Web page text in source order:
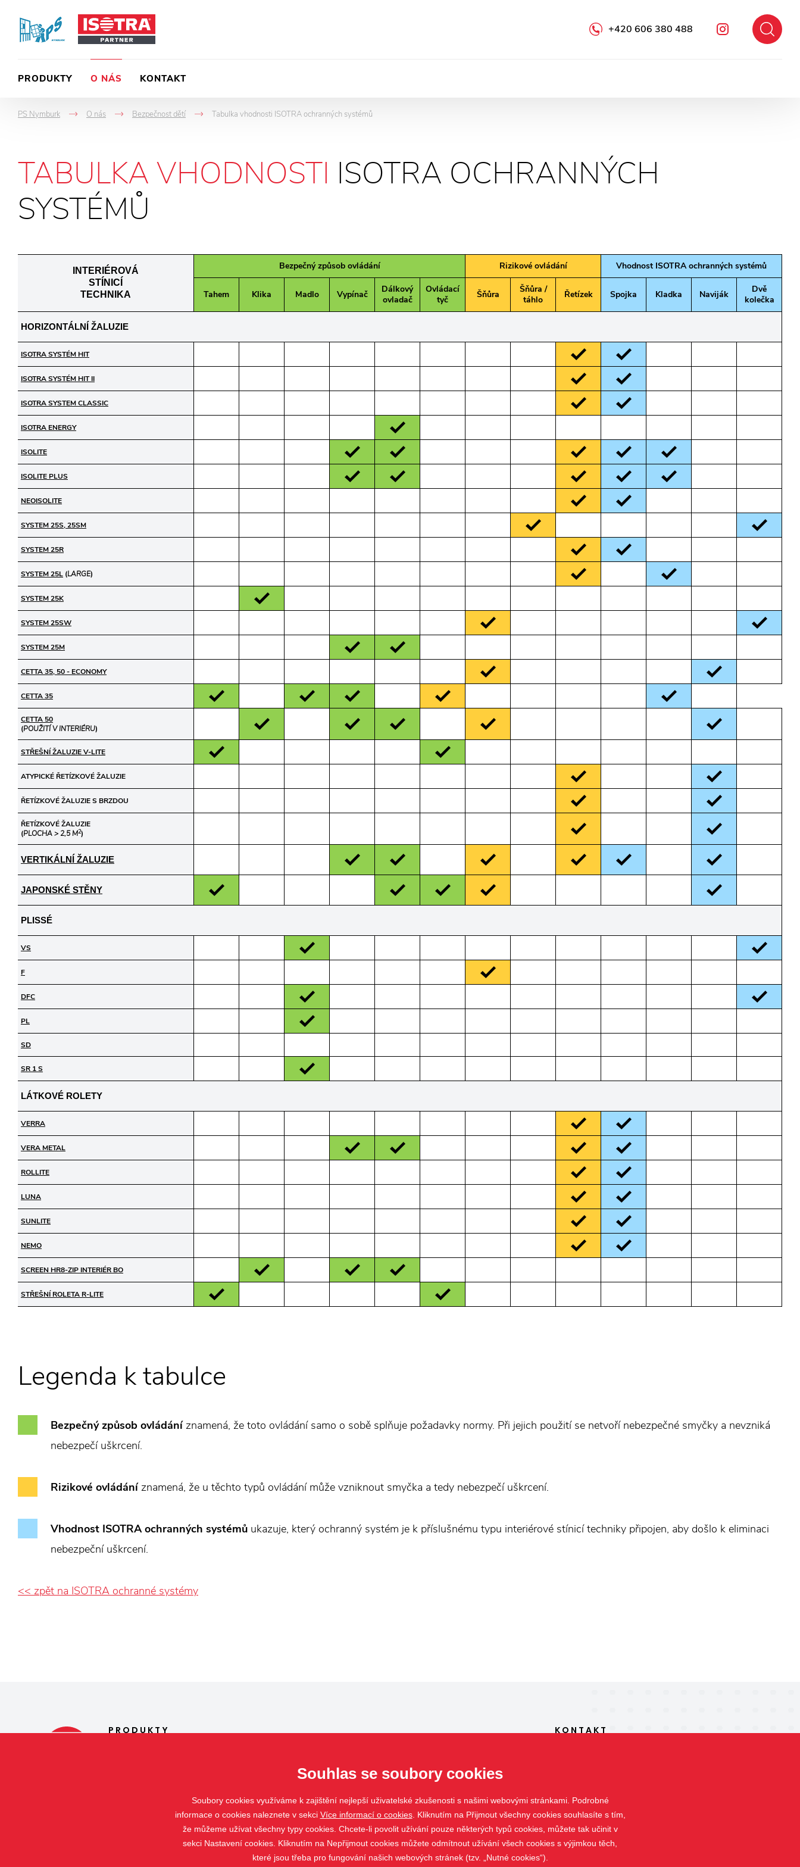
Instagram
+420 606 380 488
PRODUKTY O NÁS KONTAKT
PS Nymburk
->
O nás
->
Bezpečnost dětí Tabulka vhodnosti ISOTRA ochranných systémů
TABULKA VHODNOSTI ISOTRA OCHRANNÝCH
SYSTÉMŮ
INTERIÉROVÁ
STÍNICÍ
TECHNIKA
Bezpečný způsob ovládání Rizikové ovládání Vhodnost ISOTRA ochranných systémů
Tahem Klika Madlo Vypínač
Dálkový
ovladač
Ovládací
tyč
Šňůra
Šňůra /
táhlo
Řetízek Spojka Kladka Naviják
Dvě
kolečka
HORIZONTÁLNÍ ŽALUZIE
ISOTRA SYSTÉM HIT
ISOTRA SYSTÉM HIT II
ISOTRA SYSTEM CLASSIC
ISOTRA ENERGY
ISOLITE
ISOLITE PLUS
NEOISOLITE
SYSTEM 25S, 25SM
SYSTEM 25R
SYSTEM 25L (LARGE)
SYSTEM 25K
SYSTEM 25SW
SYSTEM 25M
CETTA 35, 50 - ECONOMY
CETTA 35
CETTA 50
(POUŽITÍ V INTERIÉRU)
STŘEŠNÍ ŽALUZIE V-LITE
ATYPICKÉ ŘETÍZKOVÉ ŽALUZIE
ŘETÍZKOVÉ ŽALUZIE S BRZDOU
ŘETÍZKOVÉ ŽALUZIE
(PLOCHA > 2,5 M2)
VERTIKÁLNÍ ŽALUZIE
JAPONSKÉ STĚNY
PLISSÉ
VS
F
DFC
PL
SD
SR 1 S
LÁTKOVÉ ROLETY
VERRA
VERA METAL
ROLLITE
LUNA
SUNLITE
NEMO
SCREEN HR8-ZIP INTERIÉR BO
STŘEŠNÍ ROLETA R-LITE
Legenda k tabulce
Bezpečný způsob ovládáníznamená, že toto ovládání samo o sobě splňuje požadavky normy. Při jejich použití se netvoří nebezpečné smyčky a nevzniká
nebezpečí uškrcení.
Rizikové ovládáníznamená, že u těchto typů ovládání může vzniknout smyčka a tedy nebezpečí uškrcení.
Vhodnost ISOTRA ochranných systémů ukazuje, který ochranný systém je k příslušnému typu interiérové stínicí techniky připojen, aby došlo k eliminaci
nebezpeční uškrcení.
<< zpět na ISOTRA ochranné systémy
PRODUKTY
Ostatní
KONTAKT
Palackého 83/41, 288 02 Nymburk
Souhlas se soubory cookies
Soubory cookies využíváme k zajištění nejlepší uživatelské zkušenosti s našimi webovými stránkami. Podrobné
informace o cookies naleznete v sekci Více informací o cookies. Kliknutím na Přijmout všechny cookies souhlasíte s tím,
že můžeme užívat všechny typy cookies. Chcete-li povolit užívání pouze některých typů cookies, můžete tak učinit v
sekci Nastavení cookies. Kliknutím na Nepřijmout cookies můžete odmítnout užívání všech cookies s výjimkou těch,
které jsou třeba pro fungování našich webových stránek (tzv. „Nutné cookies“).